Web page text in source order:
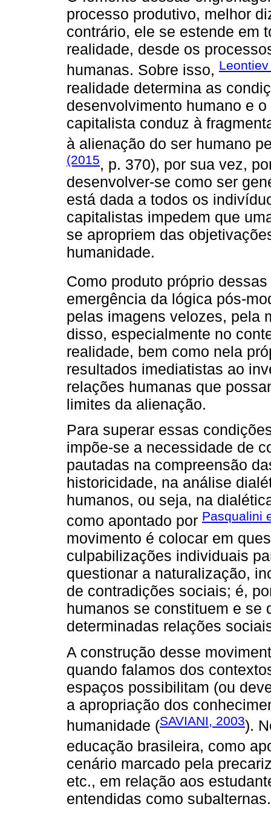
processo produtivo, melhor
contrário, ele se estende em
realidade, desde os
humanas. Sobre isso,
realidade determina as
desenvolvimento humano e
capitalista conduz à
à alienação do ser humano
(2015, p. 370), por sua vez,
desenvolver-se como ser
está dada a todos os
capitalistas impedem que
se apropriem das
humanidade.
Como produto próprio
emergência da lógica pós-
pelas imagens velozes, pela
disso, especialmente no
realidade, bem como nela
resultados imediatistas ao
relações humanas que
limites da alienação.
Para superar essas
impõe-se a necessidade de
pautadas na compreensão
historicidade, na análise
humanos, ou seja, na
como apontado por Pasqualini
movimento é colocar em
culpabilizações individuais
questionar a naturalização,
de contradições sociais; é,
humanos se constituem e se
determinadas relações
A construção desse
quando falamos dos
espaços possibilitam (ou
a apropriação dos
humanidade (SAVIANI, 2003).
educação brasileira, como
cenário marcado pela
etc., em relação aos
entendidas como subalternas.